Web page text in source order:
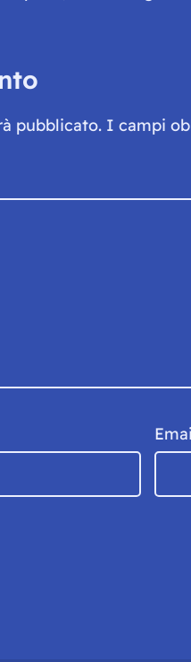
pubblicato. I campi